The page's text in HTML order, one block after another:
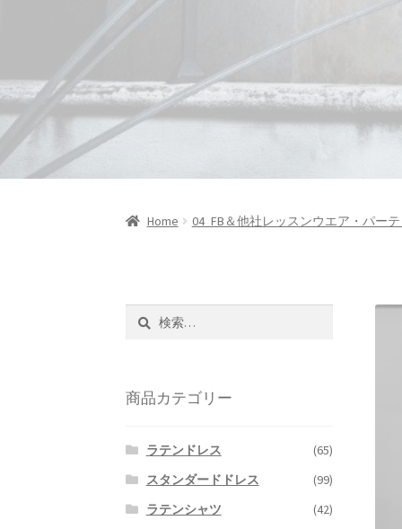
Home 04_FB＆他社レッスンウエア・パー
商品カテゴリー
ラテンドレス
(65)
スタンダードドレス
(99)
ラテンシャツ
(42)